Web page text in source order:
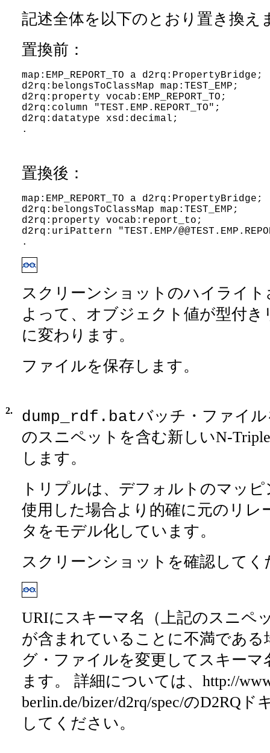
記述全体を以下のとおり置き換え
置換前：
map:EMP_REPORT_TO a d2rq:PropertyBridge;
d2rq:belongsToClassMap map:TEST_EMP;
d2rq:property vocab:EMP_REPORT_TO;
d2rq:column "TEST.EMP.REPORT_TO";
d2rq:datatype xsd:decimal;
.
置換後：
map:EMP_REPORT_TO a d2rq:PropertyBridge;
d2rq:belongsToClassMap map:TEST_EMP;
d2rq:property vocab:report_to;
d2rq:uriPattern "TEST.EMP/
.
スクリーンショットのハイライ
よって、オブジェクト値が型付
に変わります。
ファイルを保存します。
2. dump_rdf.batバッチ・ファイ
のスニペットを含む新しいN-
します。
トリプルは、デフォルトのマッ
使用した場合より的確に元のリレ
タをモデル化しています。
スクリーンショットを確認してく
URIにスキーマ名（上記のスニペ
が含まれていることに不満である
グ・ファイルを変更してスキー
ます。 詳細については、http://
berlin.de/bizer/d2rq/spec/のD2RQ
してください。